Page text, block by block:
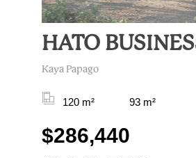
HATO
Kaya Papago
120 m² 93 m²
$286,440